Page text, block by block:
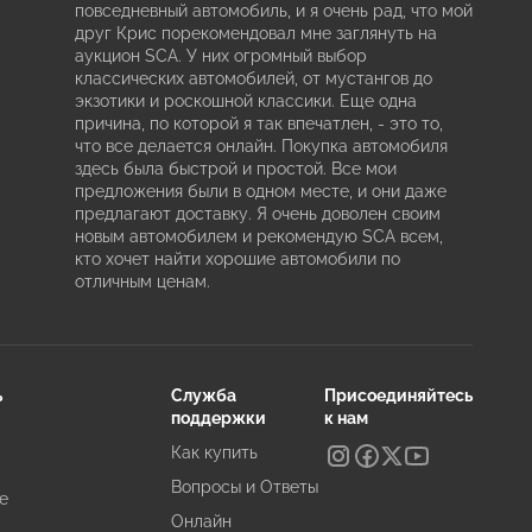
повседневный автомобиль, и я очень рад, что мой
друг Крис порекомендовал мне заглянуть на
аукцион SCA. У них огромный выбор
классических автомобилей, от мустангов до
экзотики и роскошной классики. Еще одна
причина, по которой я так впечатлен, - это то,
что все делается онлайн. Покупка автомобиля
здесь была быстрой и простой. Все мои
предложения были в одном месте, и они даже
предлагают доставку. Я очень доволен своим
новым автомобилем и рекомендую SCA всем,
кто хочет найти хорошие автомобили по
отличным ценам.
Служба
поддержки
Как купить
Вопросы и Ответы
Онлайн
Присоединяйтесь
к нам